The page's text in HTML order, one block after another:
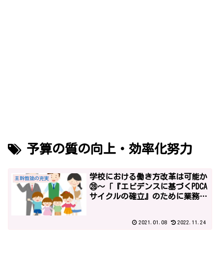
予算の質の向上・効率化努力
主幹教諭の充実
学校における働き方改革は可能か
㉘～「『エビデンスに基づくPDCA
サイクルの確立』のために業務が
2021.01.08 2022.11.24